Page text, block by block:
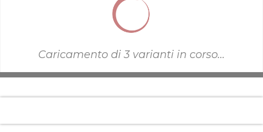
Caricamento di 3 varianti in corso...